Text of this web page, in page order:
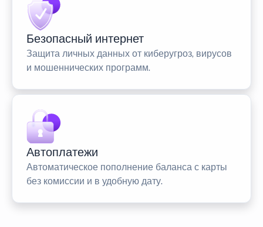
Безопасный интернет
Защита личных данных от киберугроз, вирусов
и мошеннических программ.
Автоплатежи
Автоматическое пополнение баланса с карты
без комиссии и в удобную дату.